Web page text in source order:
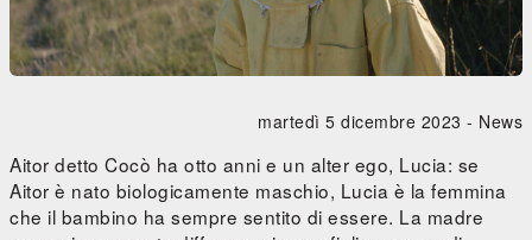
martedì 5 dicembre 2023 - News
Aitor detto Cocò ha otto anni e un alter ego, Lucia: se
Aitor è nato biologicamente maschio, Lucia è la femmina
che il bambino ha sempre sentito di essere. La madre